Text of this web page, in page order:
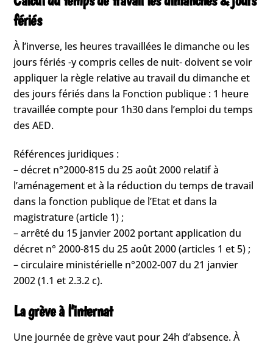
fériés
À l’inverse, les heures travaillées le dimanche ou les
jours fériés -y compris celles de nuit- doivent se voir
appliquer la règle relative au travail du dimanche et
des jours fériés dans la Fonction publique : 1 heure
travaillée compte pour 1h30 dans l’emploi du temps
des AED.
Références juridiques :
– décret n°2000-815 du 25 août 2000 relatif à
l’aménagement et à la réduction du temps de travail
dans la fonction publique de l’Etat et dans la
magistrature (article 1) ;
– arrêté du 15 janvier 2002 portant application du
décret n° 2000-815 du 25 août 2000 (articles 1 et 5) ;
– circulaire ministérielle n°2002-007 du 21 janvier
2002 (1.1 et 2.3.2 c).
La grève à l’internat
Une journée de grève vaut pour 24h d’absence. À